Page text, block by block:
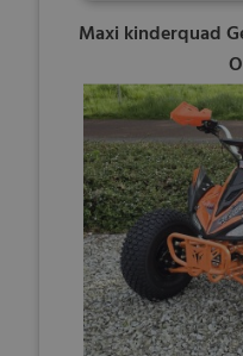
Maxi kinderquad